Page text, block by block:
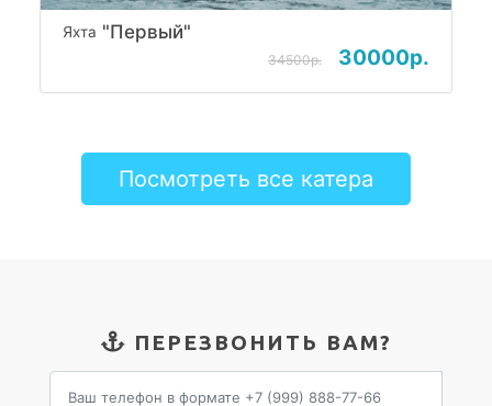
Яхта "Первый"
34500р. 30000р.
Посмотреть все катера
ПЕРЕЗВОНИТЬ ВАМ?